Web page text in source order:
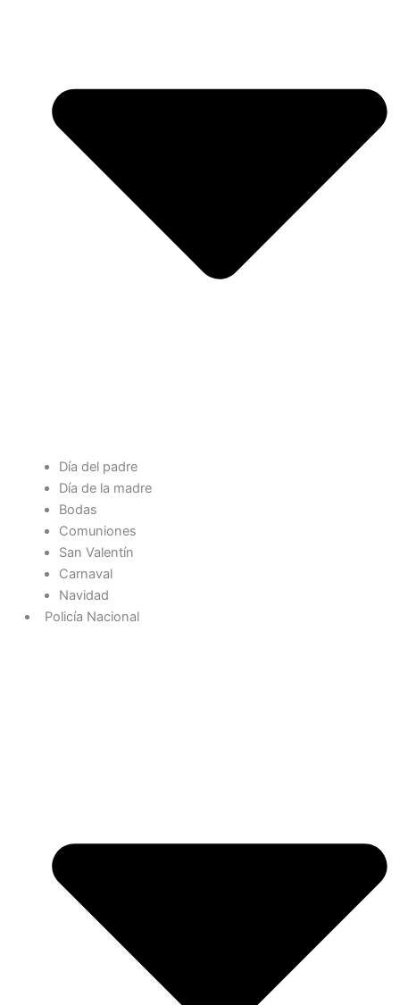
Día del padre
Día de la madre
Bodas
Comuniones
San Valentín
Carnaval
Navidad
Policía Nacional